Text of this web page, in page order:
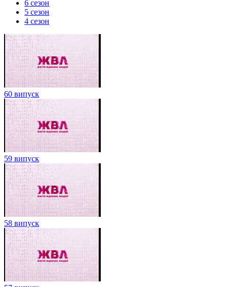
6 сезон
5 сезон
4 сезон
60 випуск
59 випуск
58 випуск